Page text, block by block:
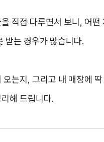
직접 다루면서 보니, 어
받는 경우가 많습니다.
오는지, 그리고 내 매장에
해 드립니다.